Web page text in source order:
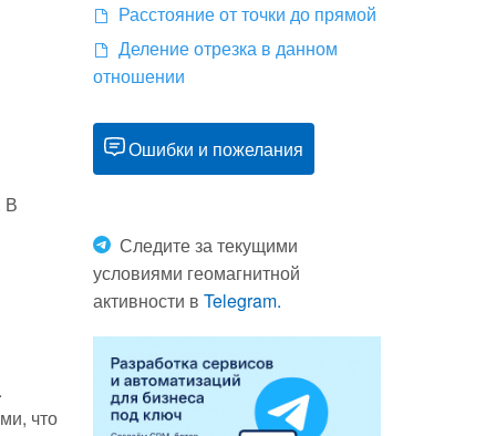
В
что
Расстояние от точки до прямой
Деление отрезка в данном
отношении
Ошибки и пожелания
Следите за текущими
условиями геомагнитной
активности в Telegram.